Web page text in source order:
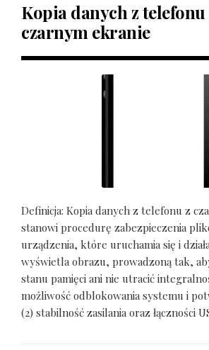
Kopia danych z
czarnym ekranie
Definicja: Kopia danych z telefonu z
stanowi procedurę zabezpieczenia
urządzenia, które uruchamia się i
wyświetla obrazu, prowadzoną tak,
stanu pamięci ani nie utracić
możliwość odblokowania systemu i
(2) stabilność zasilania oraz łączności